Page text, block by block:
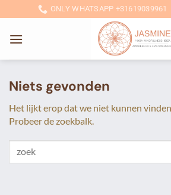
inhoud
ONLY WHATSAPP +31619039961
Niets gevonden
Het lijkt erop dat we niet kunnen
Probeer de zoekbalk.